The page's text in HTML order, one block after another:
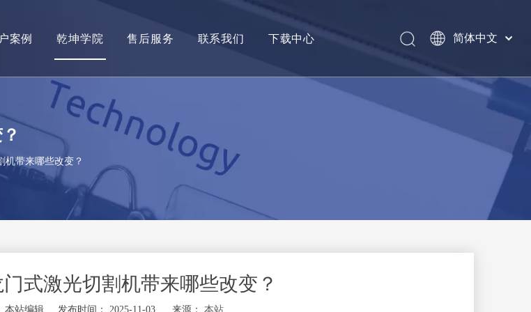
案例 乾坤学院 售后服务 联系我们 下载中心
简体中文
English
机带来哪些改变？
式激光切割机带来哪些改变？
站编辑 发布时间： 2025-11-03 来源： 本站